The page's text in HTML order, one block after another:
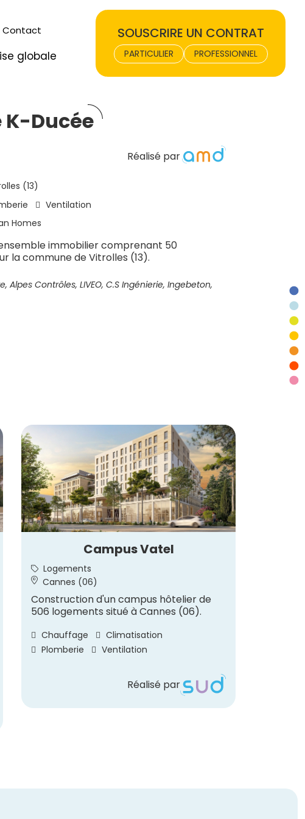
Contact
globale
SOUSCRIRE UN CONTRAT
PARTICULIER PROFESSIONNEL
K-Ducée
Réalisé par
(13)
Ventilation
Homes
immobilier comprenant 50
la commune de Vitrolles (13).
Alpes Contrôles, LIVEO, C.S Ingénierie, Ingebeton,
Campus Vatel
Logements
Cannes (06)
Construction d'un campus hôtelier de
506 logements situé à Cannes (06).
Chauffage
Climatisation
Plomberie
Ventilation
Réalisé par